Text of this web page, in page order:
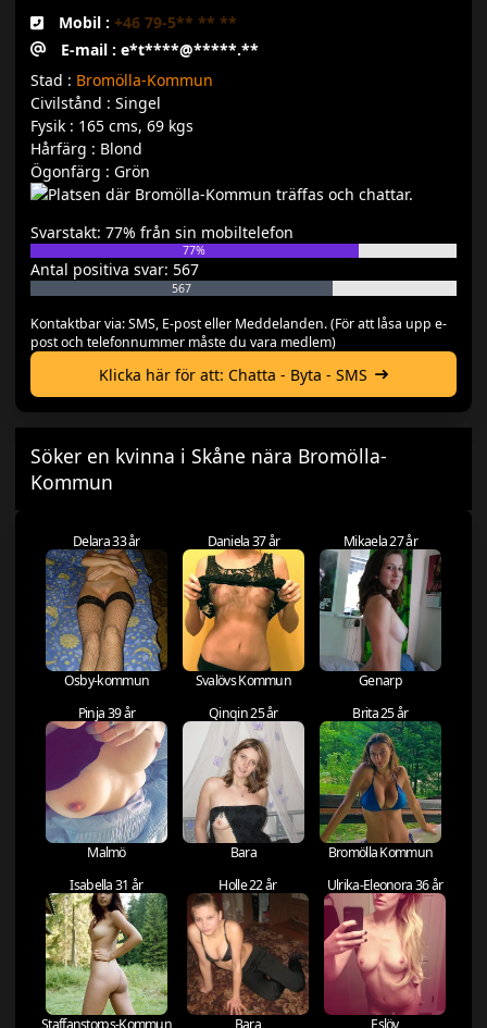
Mobil : +46 79-5** ** **
E-mail : e*t****@*****.**
Stad : Bromölla-Kommun
Civilstånd : Singel
Fysik : 165 cms, 69 kgs
Hårfärg : Blond
Ögonfärg : Grön
Svarstakt: 77% från sin mobiltelefon
77%
Antal positiva svar: 567
567
Kontaktbar via: SMS, E-post eller Meddelanden. (För att låsa upp e-
post och telefonnummer måste du vara medlem)
Klicka här för att: Chatta - Byta - SMS
Söker en kvinna i Skåne nära Bromölla-
Kommun
Delara 33 år
Osby-kommun
Daniela 37 år
Svalövs Kommun
Mikaela 27 år
Genarp
Pinja 39 år
Malmö
Qinqin 25 år
Bara
Brita 25 år
Bromölla Kommun
Isabella 31 år
Staffanstorps-Kommun
Holle 22 år
Bara
Ulrika-Eleonora 36 år
Eslöv